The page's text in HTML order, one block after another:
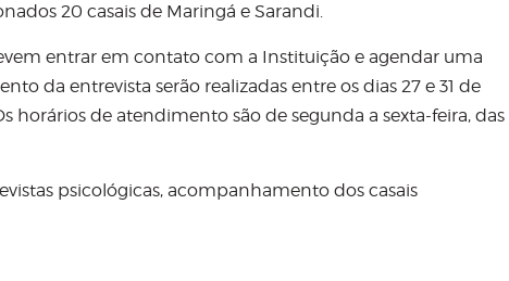
20 casais de Maringá e Sarandi.
entrar em contato com a Instituição e agendar uma
da entrevista serão realizadas entre os dias 27 e 31 de
horários de atendimento são de segunda a sexta-feira, das
psicológicas, acompanhamento dos casais